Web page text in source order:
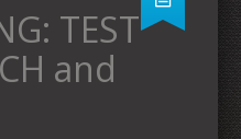
TEST
and